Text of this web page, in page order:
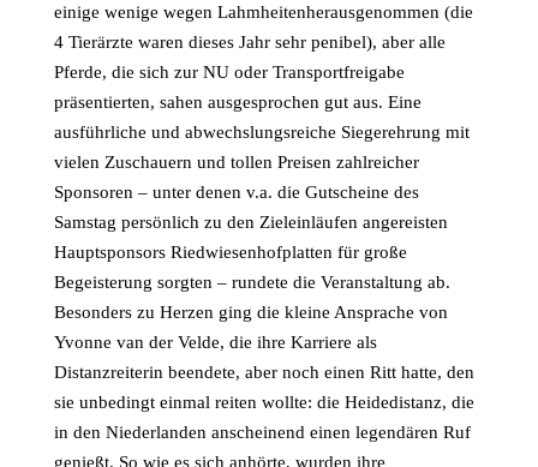
einige wenige wegen Lahmheitenherausgenommen (die
4 Tierärzte waren dieses Jahr sehr penibel), aber alle
Pferde, die sich zur NU oder Transportfreigabe
präsentierten, sahen ausgesprochen gut aus. Eine
ausführliche und abwechslungsreiche Siegerehrung mit
vielen Zuschauern und tollen Preisen zahlreicher
Sponsoren – unter denen v.a. die Gutscheine des
Samstag persönlich zu den Zieleinläufen angereisten
Hauptsponsors Riedwiesenhofplatten für große
Begeisterung sorgten – rundete die Veranstaltung ab.
Besonders zu Herzen ging die kleine Ansprache von
Yvonne van der Velde, die ihre Karriere als
Distanzreiterin beendete, aber noch einen Ritt hatte, den
sie unbedingt einmal reiten wollte: die Heidedistanz, die
in den Niederlanden anscheinend einen legendären Ruf
genießt. So wie es sich anhörte, wurden ihre